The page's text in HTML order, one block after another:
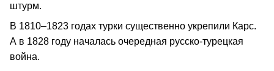
штурм.
В 1810–1823 годах турки существенно укрепили Карс.
А в 1828 году началась очередная русско-турецкая
война.